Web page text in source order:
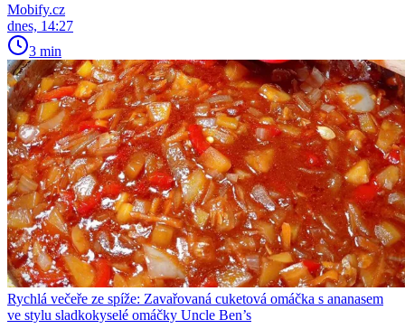
Mobify.cz
dnes, 14:27
3 min
Rychlá večeře ze spíže: Zavařovaná cuketová omáčka s ananasem
ve stylu sladkokyselé omáčky Uncle Ben’s